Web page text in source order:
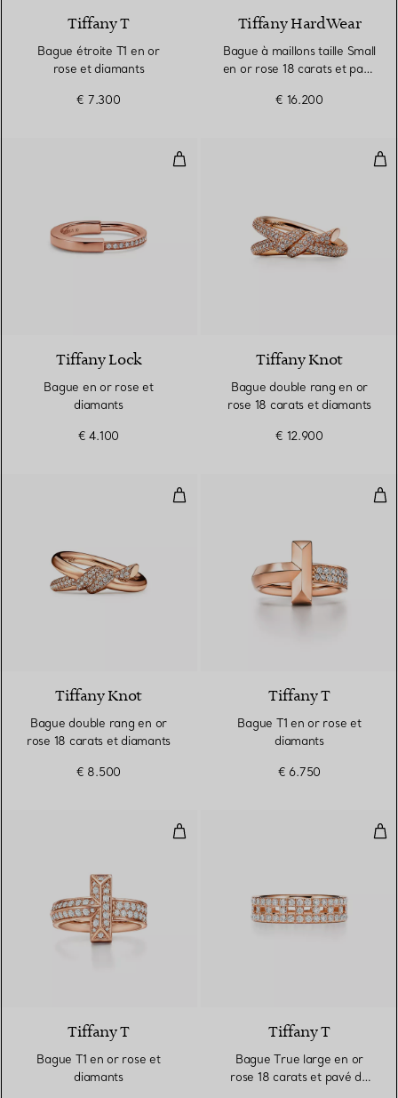
Tiffany T
Bague étroite T1 en or
rose et diamants
€ 7.300
Tiffany HardWear
Bague à maillons taille Small
en or rose 18 carats et pavé
€ 16.200
Bague en or rose et diamants
Tiffany Lock
Bague en or rose et
diamants
€ 4.100
Tiffany Knot
Bague double rang en or
rose 18 carats et diamants
€ 12.900
Bague double rang en or rose
Tiffany Knot
Bague double rang en or
rose 18 carats et diamants
€ 8.500
Tiffany T
Bague T1 en or rose et
diamants
€ 6.750
Bague T1 en or rose et diamants
Tiffany T
Bague T1 en or rose et
diamants
Tiffany T
Bague True large en or
rose 18 carats et pavé de